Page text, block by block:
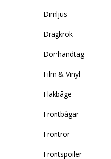
Dimljus
Dragkrok
Dörrhandtag
Film & Vinyl
Flakbåge
Frontbågar
Frontrör
Frontspoiler